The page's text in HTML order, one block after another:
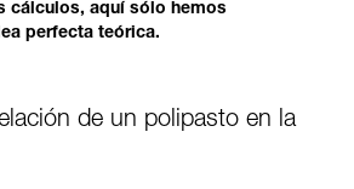
cálculos, aquí sólo hemos
perfecta teórica.
de un polipasto en la